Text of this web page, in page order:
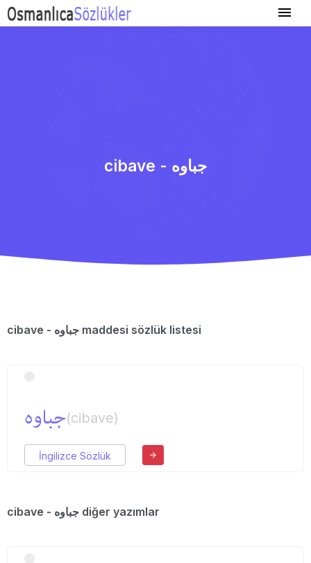
cibave - جباوه
cibave - جباوه maddesi sözlük listesi
جباوه(cibave)
İngilizce Sözlük
cibave - جباوه diğer yazımlar